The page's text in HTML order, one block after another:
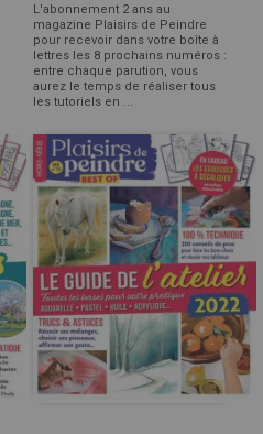
L'abonnement 2 ans au
magazine Plaisirs de Peindre
pour recevoir dans votre boîte à
lettres les 8 prochains numéros :
entre chaque parution, vous
aurez le temps de réaliser tous
les tutoriels en ...